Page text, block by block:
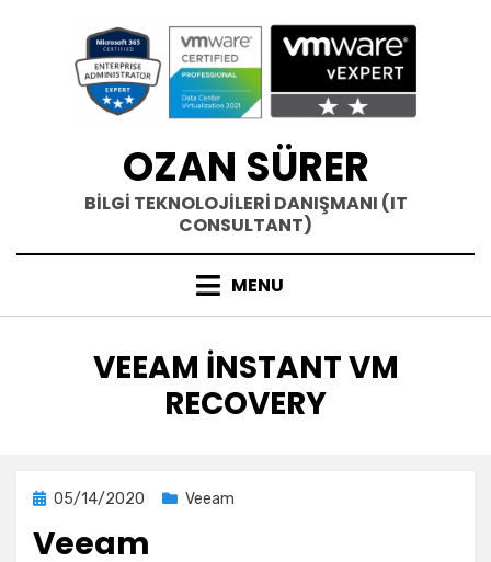
OZAN SÜRER
BİLGİ TEKNOLOJİLERİ DANIŞMANI (IT
CONSULTANT)
MENU
ETIKET
:
VEEAM INSTANT VM
RECOVERY
Posted
05/14/2020 Veeam
Veeam